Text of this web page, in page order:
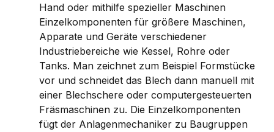
Hand oder mithilfe spezieller Maschinen
Einzelkomponenten für größere Maschinen,
Apparate und Geräte verschiedener
Industriebereiche wie Kessel, Rohre oder
Tanks. Man zeichnet zum Beispiel Formstücke
vor und schneidet das Blech dann manuell mit
einer Blechschere oder computergesteuerten
Fräsmaschinen zu. Die Einzelkomponenten
fügt der Anlagenmechaniker zu Baugruppen